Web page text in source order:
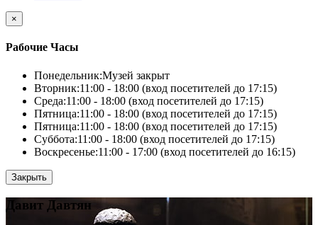
×
Рабочие Часы
Понедельник:Музей закрыт
Вторник:11:00 - 18:00 (вход посетителей до 17:15)
Среда:11:00 - 18:00 (вход посетителей до 17:15)
Пятница:11:00 - 18:00 (вход посетителей до 17:15)
Пятница:11:00 - 18:00 (вход посетителей до 17:15)
Суббота:11:00 - 18:00 (вход посетителей до 17:15)
Воскресенье:11:00 - 17:00 (вход посетителей до 16:15)
Закрыть
Давит Давтян